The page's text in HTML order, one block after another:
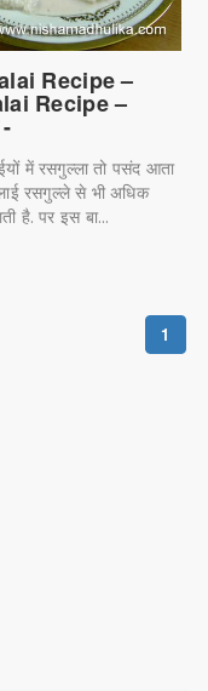
Recipe –
Recipe –
में रसगुल्ला तो पसंद आता
रसगुल्ले से भी अधिक
है. पर इस बा...
1